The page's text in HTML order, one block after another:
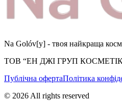
Na Golóv[y] - твоя найкраща
ТОВ “ЕН ДЖІ ГРУП
Публічна офертаПолітика
© 2026 All rights reserved